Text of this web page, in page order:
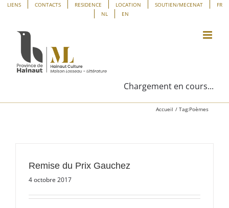
Panneau de gestion des cookies
Passer
contenu
LIENS CONTACTS RESIDENCE LOCATION SOUTIEN/MECENAT
FR
NL
EN
Chargement en cours...
Accueil Tag:Poèmes
Remise du Prix Gauchez
4 octobre 2017